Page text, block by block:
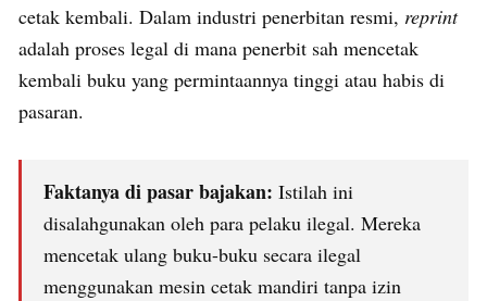
cetak kembali. Dalam industri penerbitan resmi, reprint
adalah proses legal di mana penerbit sah mencetak
kembali buku yang permintaannya tinggi atau habis di
pasaran.
Faktanya di pasar bajakan: Istilah ini
disalahgunakan oleh para pelaku ilegal. Mereka
mencetak ulang buku-buku secara ilegal
menggunakan mesin cetak mandiri tanpa izin